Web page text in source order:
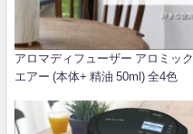
アロマディフューザー アロミック
エアー (本体+ 精油 50ml) 全4色